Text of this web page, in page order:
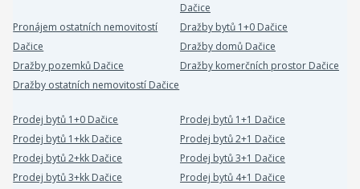
Dačice
Pronájem ostatních nemovitostí
Dačice
Dražby bytů 1+0 Dačice
Dražby domů Dačice
Dražby pozemků Dačice
Dražby komerčních prostor Dačice
Dražby ostatních nemovitostí Dačice
Prodej bytů 1+0 Dačice
Prodej bytů 1+1 Dačice
Prodej bytů 1+kk Dačice
Prodej bytů 2+1 Dačice
Prodej bytů 2+kk Dačice
Prodej bytů 3+1 Dačice
Prodej bytů 3+kk Dačice
Prodej bytů 4+1 Dačice